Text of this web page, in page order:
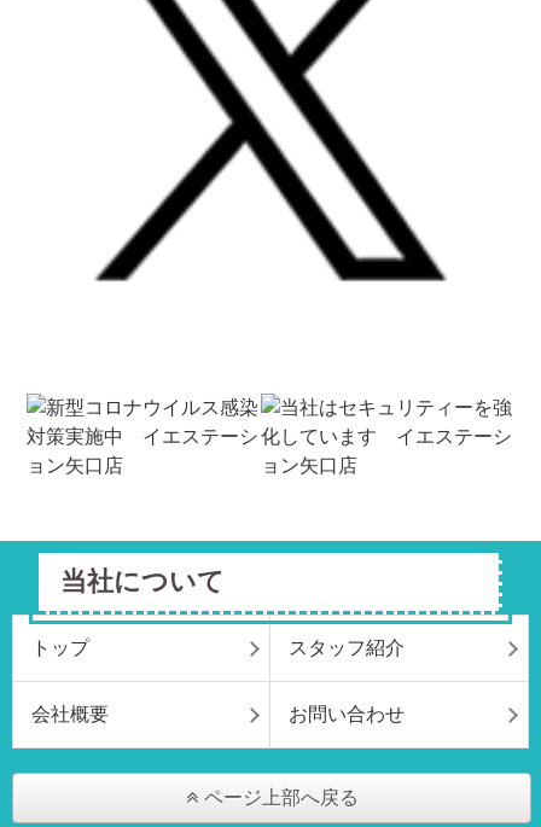
当社について
トップ スタッフ紹介
会社概要 お問い合わせ
ページ上部へ戻る